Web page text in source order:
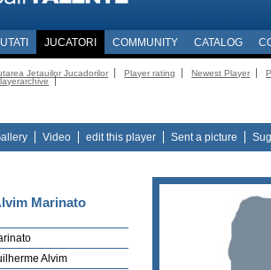
JUCATORI COMMUNITY CATALOG
Jetauilor Jucadorilor Player rating Newest Player
Video edit this player Sent a picture
Marinato
Alvim